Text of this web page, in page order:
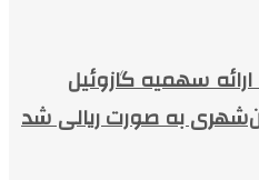
سهمیه گازوئیل
به صورت ریالی شد